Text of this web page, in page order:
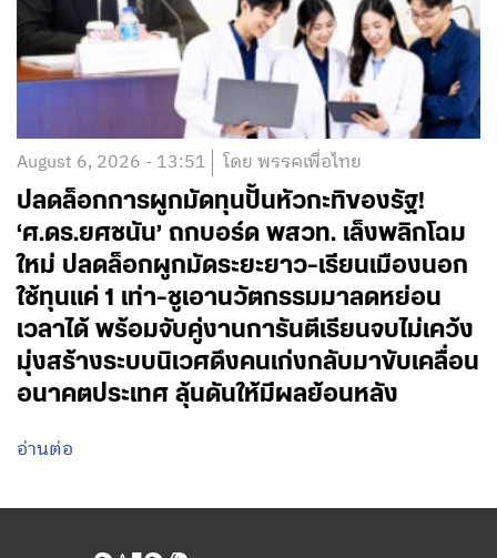
August 6, 2026 - 13:51 โดย พรรคเพื่อไทย
ปลดล็อกการผูกมัดทุนปั้นหัวกะทิของรัฐ!
‘ศ.ดร.ยศชนัน’ ถกบอร์ด พสวท. เล็งพลิกโฉม
ใหม่ ปลดล็อกผูกมัดระยะยาว-เรียนเมืองนอก
ใช้ทุนแค่ 1 เท่า-ชูเอานวัตกรรมมาลดหย่อน
เวลาได้ พร้อมจับคู่งานการันตีเรียนจบไม่เคว้ง
มุ่งสร้างระบบนิเวศดึงคนเก่งกลับมาขับเคลื่อน
อนาคตประเทศ ลุ้นดันให้มีผลย้อนหลัง
อ่านต่อ